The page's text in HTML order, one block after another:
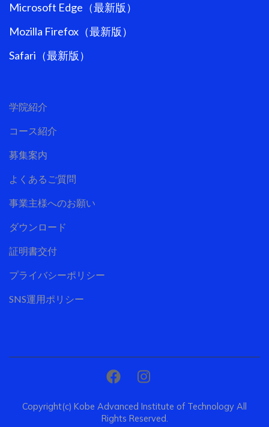
Microsoft Edge（最新版）
Mozilla Firefox（最新版）
Safari（最新版）
学院紹介
コース紹介
募集案内
よくあるご質問
事業主様へのお願い
ダウンロード
証明書交付
プライバシーポリシー
SNS運用ポリシー
Copyright(c) Kobe Advanced Institute of Technology All
Rights Reserved.